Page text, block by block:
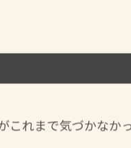
これまで気づかなか